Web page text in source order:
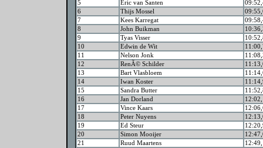
5
Eric van Santen
6
Thijs Mossel
7
Kees Karregat
8
John Buikman
9
Tyas Visser
10
Edwin de Wit
11
Nelson Jonk
12
RenÃ© Schilder
13
Bart Vlasbloem
14
Iwan Koster
15
Sandra Butter
16
Jan Dorland
17
Vince Kaars
18
Peter Nuyens
19
Ed Steur
20
Simon Mooijer
21
Ruud Maartens